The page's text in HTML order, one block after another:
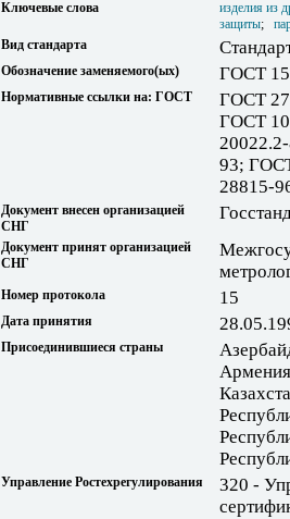
Ключевые слова
изделия из
защиты;
Вид стандарта
Обозначение заменяемого(ых) ГОСТ
Нормативные ссылки на: ГОСТ
ГОСТ
ГОСТ
93;
28815-
Документ внесен организацией
СНГ
Документ принят организацией
СНГ
Номер протокола 15
Дата принятия
Присоединившиеся страны
Управление Ростехрегулирования
320 -